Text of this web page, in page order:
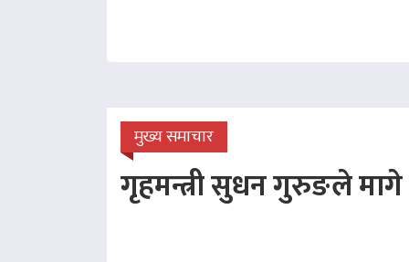
मुख्य समाचार
गृहमन्त्री सुधन गुरुङले